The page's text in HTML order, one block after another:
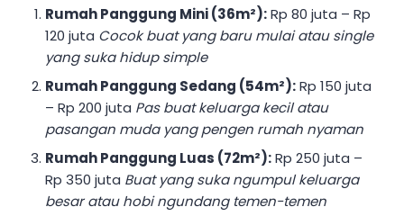
Rumah Panggung Mini (36m²):Rp 80 juta – Rp
120 juta Cocok buat yang baru mulai atau single
yang suka hidup simple
Rumah Panggung Sedang (54m²):Rp 150 juta
– Rp 200 juta Pas buat keluarga kecil atau
pasangan muda yang pengen rumah nyaman
Rumah Panggung Luas (72m²):Rp 250 juta –
Rp 350 juta Buat yang suka ngumpul keluarga
besar atau hobi ngundang temen-temen